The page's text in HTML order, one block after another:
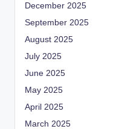
December 2025
September 2025
August 2025
July 2025
June 2025
May 2025
April 2025
March 2025